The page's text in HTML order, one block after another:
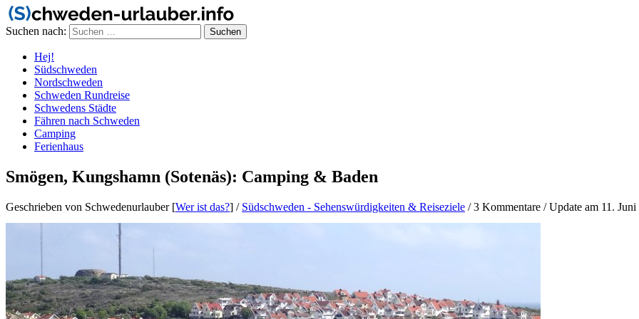
Suchen nach:
Hej!
Südschweden
Nordschweden
Schweden Rundreise
Schwedens Städte
Fähren nach Schweden
Camping
Ferienhaus
Smögen, Kungshamn (Sotenäs): Camping & Baden
Geschrieben von Schwedenurlauber [Wer ist das?] / Südschweden - Sehenswürdigkeiten & Reiseziele /3 Kommentare /Update am 11. Juni